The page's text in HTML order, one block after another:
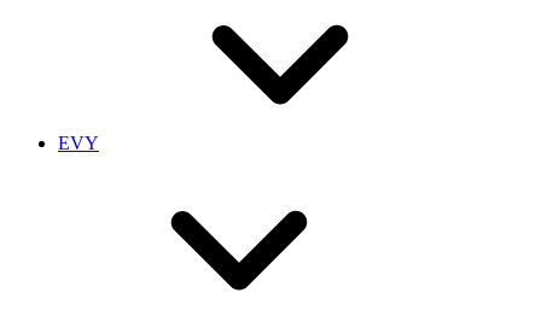
EVY